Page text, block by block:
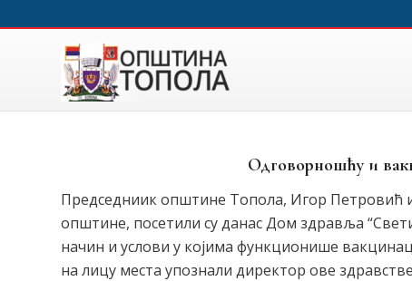
Одговорношћу и
Председниик општине Топола, Игор Петровић
општине, посетили су данас Дом здравља
начин и услови у којима функционише
на лицу места упознали директор ове